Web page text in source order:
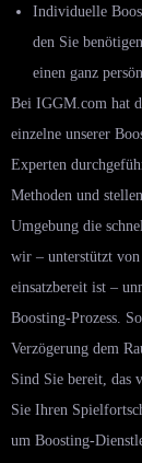
Individuelle
den Sie
einen ganz
Bei IGGM.com hat
einzelne unserer
Experten
Methoden und
Umgebung die
wir – unterstützt
einsatzbereit ist –
Boosting-Prozess.
Verzögerung dem
Sind Sie bereit, das
Sie Ihren
um Boosting-